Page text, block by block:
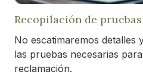
Recopilación de
No escatimaremos detalles
las pruebas necesarias
reclamación.